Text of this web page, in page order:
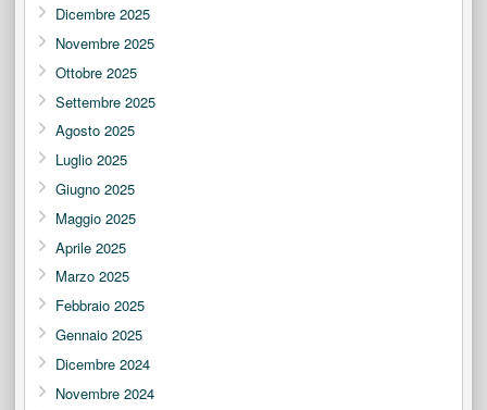
Dicembre 2025
Novembre 2025
Ottobre 2025
Settembre 2025
Agosto 2025
Luglio 2025
Giugno 2025
Maggio 2025
Aprile 2025
Marzo 2025
Febbraio 2025
Gennaio 2025
Dicembre 2024
Novembre 2024